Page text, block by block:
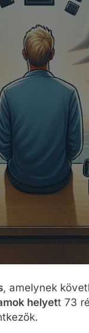
, amelynek
helyett 73